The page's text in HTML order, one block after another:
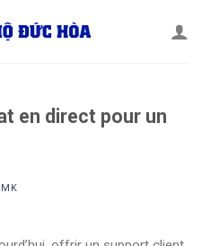
en direct pour un